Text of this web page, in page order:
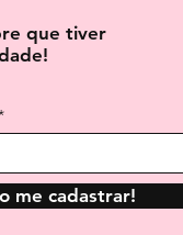
que tiver
me cadastrar!